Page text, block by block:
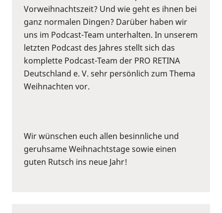
Vorweihnachtszeit? Und wie geht es ihnen bei
ganz normalen Dingen? Darüber haben wir
uns im Podcast-Team unterhalten. In unserem
letzten Podcast des Jahres stellt sich das
komplette Podcast-Team der PRO RETINA
Deutschland e. V. sehr persönlich zum Thema
Weihnachten vor.
Wir wünschen euch allen besinnliche und
geruhsame Weihnachtstage sowie einen
guten Rutsch ins neue Jahr!